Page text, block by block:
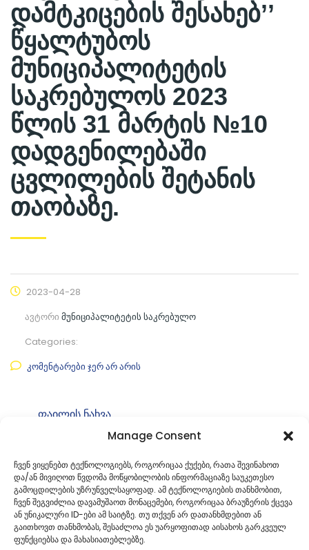
Manage Consent
ჩვენ ვიყენებთ ტექნოლოგიებს, როგორიცაა ქუქები, რათა შევინახოთ
და/ან მივიღოთ წვდომა მოწყობილობის ინფორმაციაზე საუკეთესო
გამოცდილების უზრუნველსაყოფად. ამ ტექნოლოგიების თანხმობით,
ჩვენ შეგვიძლია დავამუშაოთ მონაცემები, როგორიცაა ბრაუზერის ქცევა
ან უნიკალური ID-ები ამ საიტზე. თუ თქვენ არ დათანხმდებით ან
გაითხოვთ თანხმობას, შესაძლოა ეს უარყოფითად აისახოს გარკვეულ
ფუნქციებსა და მახასიათებლებზე.
დამტკიცების შესახებ’’
წყალტუბოს
მუნიციპალიტეტის
საკრებულოს 2023
წლის 31 მარტის №10
დადგენილებაში
ცვლილების შეტანის
თაობაზე.
2023-04-28
ავტორი მუნიციპალიტეტის საკრებულო
Categories:
კომენტარები ჯერ არ არის
ფაილის ნახვა
კატეგორიასაკრებულოს დადგენილებები
ID:12